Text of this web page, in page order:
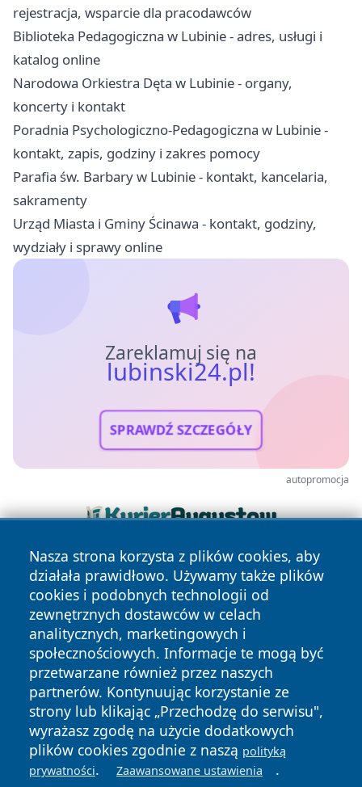
rejestracja, wsparcie dla pracodawców
Biblioteka Pedagogiczna w Lubinie - adres, usługi i
katalog online
Narodowa Orkiestra Dęta w Lubinie - organy,
koncerty i kontakt
Poradnia Psychologiczno-Pedagogiczna w Lubinie -
kontakt, zapis, godziny i zakres pomocy
Parafia św. Barbary w Lubinie - kontakt, kancelaria,
sakramenty
Urząd Miasta i Gminy Ścinawa - kontakt, godziny,
wydziały i sprawy online
Zareklamuj się na
lubinski24.pl!
SPRAWDŹ SZCZEGÓŁY
autopromocja
Nasza strona korzysta z plików cookies, aby
działała prawidłowo. Używamy także plików
cookies i podobnych technologii od
zewnętrznych dostawców w celach
analitycznych, marketingowych i
społecznościowych. Informacje te mogą być
przetwarzane również przez naszych
partnerów. Kontynuując korzystanie ze
strony lub klikając „Przechodzę do serwisu",
wyrażasz zgodę na użycie dodatkowych
plików cookies zgodnie z naszą polityką
prywatności. Zaawansowane ustawienia .
Copyright © 2026 lubinski24.pl Wszystkie prawa zastrzeżone.
News Autorzy
Polityka
Prywatności
Polityka
Cookies